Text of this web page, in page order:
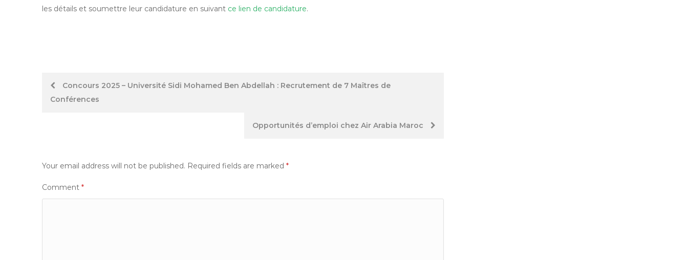
les détails et soumettre leur candidature en suivant ce lien de candidature.
PostConcours 2025 – Université Sidi Mohamed Ben Abdellah : Recrutement de 7 Maîtres de
Conférences
Opportunités d’emploi chez Air Arabia Maroc
Your email address will not be published. Required fields are marked *
Comment *